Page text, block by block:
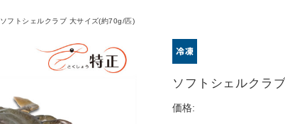
ソフトシェルクラブ 大サイズ(約70g/匹)
ソフトシェルクラ
価格: